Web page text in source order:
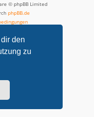
den
zu
© phpBB Limited
phpBB.de